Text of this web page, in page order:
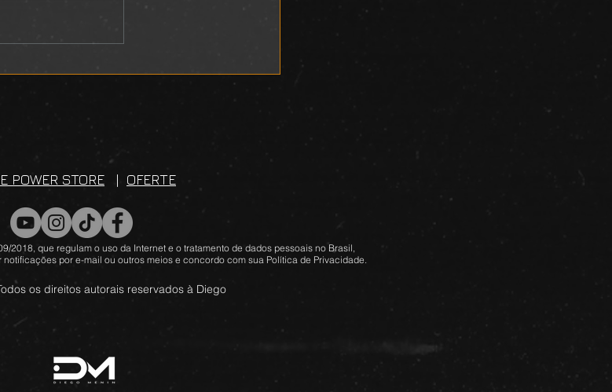
POWER STORE | OFERTE
2018, que regulam o uso da Internet e o tratamento de dados pessoais no Brasil,
por e-mail ou outros meios e concordo com sua Política de Privacidade.
os direitos autorais reservados à Diego